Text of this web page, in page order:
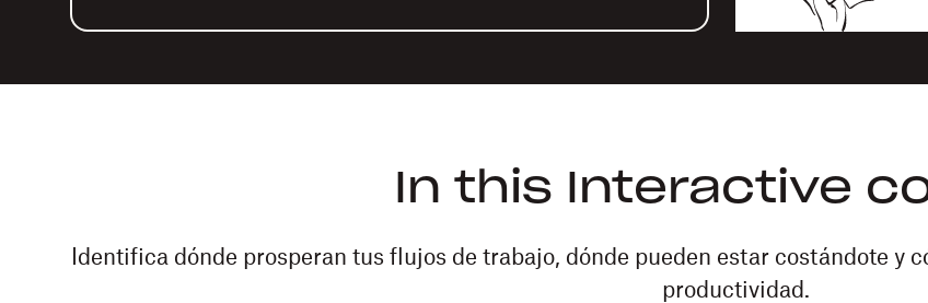
In this Interactive
Identifica dónde prosperan tus flujos de trabajo, dónde pueden estar costándote y
productividad.